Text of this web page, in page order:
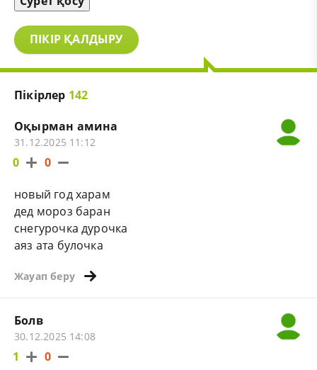
ПІКІР ҚАЛДЫРУ
Пікірлер 142
Оқырман амина
31.12.2025 11:12
0 0
новый год харам
дед мороз баран
снегурочка дурочка
аяз ата булочка
Жауап беру
Болв
30.12.2025 14:08
1 0